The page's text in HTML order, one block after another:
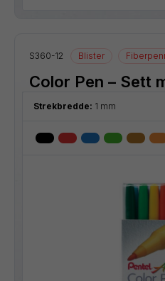
S360-12 Blister
Color Pen – Sett
Strekbredde: 1 mm